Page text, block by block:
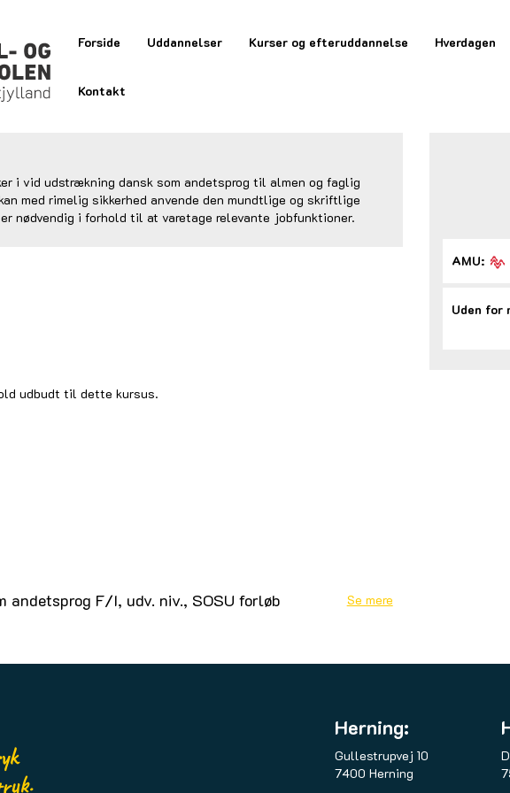
Forside Uddannelser Kurser og efteruddannelse Hverdagen
Kontakt
i vid udstrækning dansk som andetsprog til almen og faglig
med rimelig sikkerhed anvende den mundtlige og skriftlige
er nødvendig i forhold til at varetage relevante jobfunktioner.
udbudt til dette kursus.
andetsprog F/I, udv. niv., SOSU forløb Se mere
AMU:
Uden for
Herning:
Gullestrupvej 10
7400 Herning